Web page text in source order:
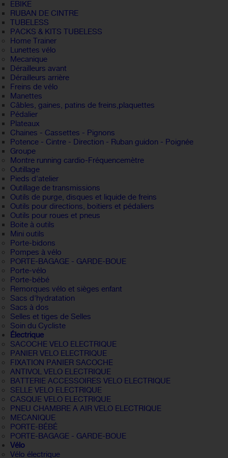
EBIKE
RUBAN DE CINTRE
TUBELESS
PACKS & KITS TUBELESS
Home Trainer
Lunettes vélo
Mecanique
Dérailleurs avant
Dérailleurs arrière
Freins de vélo
Manettes
Câbles, gaines, patins de freins,plaquettes
Pédalier
Plateaux
Chaines - Cassettes - Pignons
Potence - Cintre - Direction - Ruban guidon - Poignée
Groupe
Montre running cardio-Fréquencemètre
Outillage
Pieds d'atelier
Outillage de transmissions
Outils de purge, disques et liquide de freins
Outils pour directions, boitiers et pédaliers
Outils pour roues et pneus
Boite à outils
Mini outils
Porte-bidons
Pompes à vélo
PORTE-BAGAGE - GARDE-BOUE
Porte-vélo
Porte-bébé
Remorques vélo et sièges enfant
Sacs d'hydratation
Sacs à dos
Selles et tiges de Selles
Soin du Cycliste
Électrique
SACOCHE VELO ELECTRIQUE
PANIER VELO ELECTRIQUE
FIXATION PANIER SACOCHE
ANTIVOL VELO ELECTRIQUE
BATTERIE ACCESSOIRES VELO ELECTRIQUE
SELLE VELO ELECTRIQUE
CASQUE VELO ELECTRIQUE
PNEU CHAMBRE A AIR VELO ELECTRIQUE
MECANIQUE
PORTE-BÉBÉ
PORTE-BAGAGE - GARDE-BOUE
Vélo
Vélo électrique